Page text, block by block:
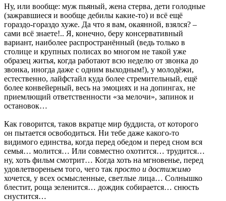
Ну, или вообще: муж пьяный, жена стерва, дети голодные
(зажравшиеся и вообще дебилы какие-то) и всё ещё
гораздо-гораздо хуже. Да что я вам, окаянной, взялся? –
сами всё знаете!.. Я, конечно, беру консервативный
вариант, наиболее распространённый (ведь только в
столице и крупных полисах во многом не такой уже
образец житья, когда работают всю неделю от звонка до
звонка, иногда даже с одним выходным!), у молодёжи,
естественно, лайфстайл куда более стремительный, ещё
более конвейерный, весь на эмоциях и на допингах, не
приемлющий ответственности «за мелочи», запинок и
остановок…
Как говорится, таков вкратце мир буддиста, от которого
он пытается освободиться. Ни тебе даже какого-то
видимого единства, когда перед обедом и перед сном вся
семья… молится… Или совместно охотится… трудится…
ну, хоть фильм смотрит… Когда хоть на мгновенье, перед
удовлетвореньем того, чего так просто и достижимо
хочется, у всех осмысленные, светлые лица… Солнышко
блестит, роща зеленится… дождик собирается… снюсть
снустится…